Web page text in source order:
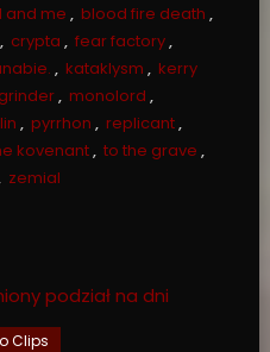
and me , blood fire death ,
, crypta , fear factory,
, kataklysm , kerry
, monolord ,
, pyrrhon , replicant,
kovenant, to the grave ,
zemial
Clips